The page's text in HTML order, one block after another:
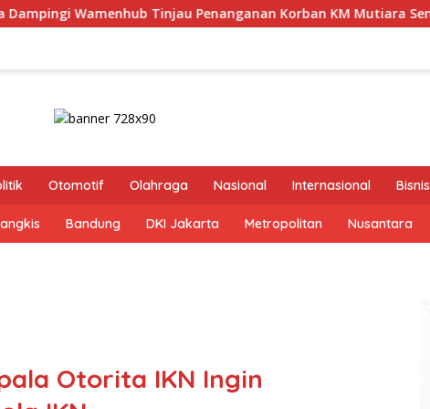
Penanganan Korban KM Mutiara Sentosa II di RS PHC Surabaya
Otomotif Olahraga Nasional Internasional Bisnis
Bandung DKI Jakarta Metropolitan Nusantara
Otorita IKN Ingin